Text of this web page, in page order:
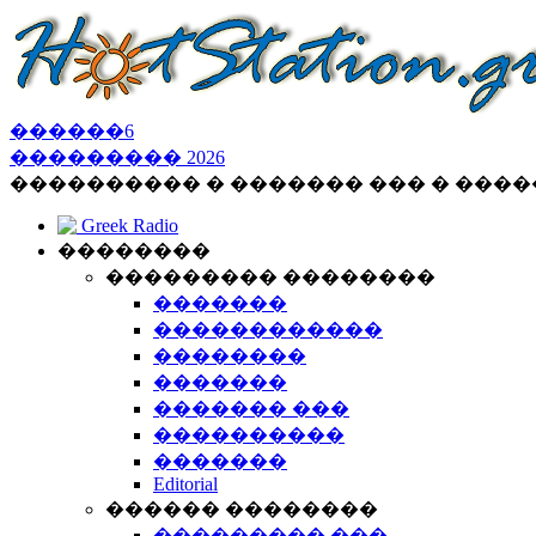
������6
��������� 2026
���������� � ������� ��� �
Greek Radio
��������
��������� ��������
�������
������������
��������
�������
������� ���
����������
�������
Editorial
������ ��������